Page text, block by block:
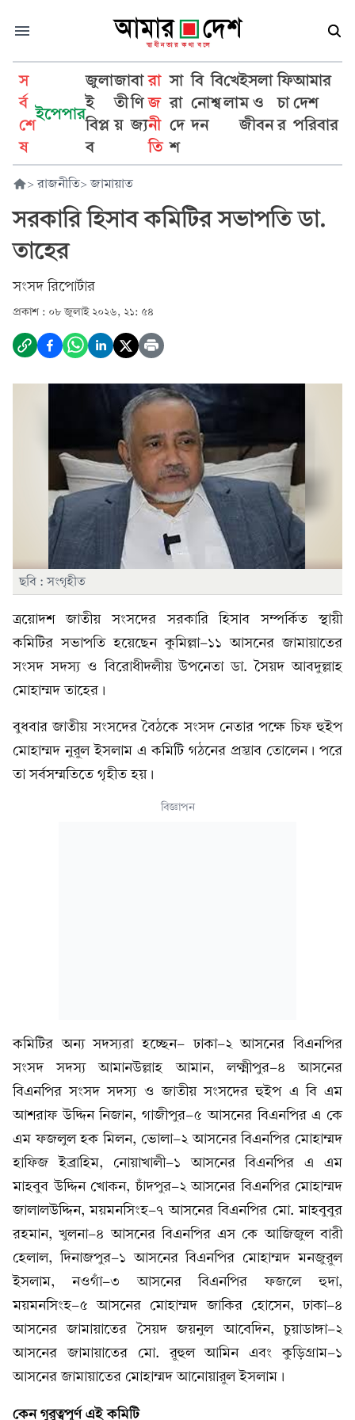
স
র্ব
শে
ষ
ইপেপার
জুলা
ই
বিপ্ল
ব
জা
তী
য়
বা
ণি
জ্য
রা
জ
নী
তি
সা
রা
দে
শ
বি
নো
দন
বি
শ্ব
খে
লা
ইসলা
ম ও
জীবন
ফি
চা
র
আমার
দেশ
পরিবার
> রাজনীতি> জামায়াত
সরকারি হিসাব কমিটির সভাপতি ডা.
তাহের
সংসদ রিপোর্টার
প্রকাশ : ০৮ জুলাই ২০২৬, ২১: ৫৪
ছবি : সংগৃহীত
ত্রয়োদশ জাতীয় সংসদের সরকারি হিসাব সম্পর্কিত স্থায়ী
কমিটির সভাপতি হয়েছেন কুমিল্লা-১১ আসনের জামায়াতের
সংসদ সদস্য ও বিরোধীদলীয় উপনেতা ডা. সৈয়দ আবদুল্লাহ
মোহাম্মদ তাহের।
বুধবার জাতীয় সংসদের বৈঠকে সংসদ নেতার পক্ষে চিফ হুইপ
মোহাম্মদ নুরুল ইসলাম এ কমিটি গঠনের প্রস্তাব তোলেন। পরে
তা সর্বসম্মতিতে গৃহীত হয়।
বিজ্ঞাপন
কমিটির অন্য সদস্যরা হচ্ছেন- ঢাকা-২ আসনের বিএনপির
সংসদ সদস্য আমানউল্লাহ আমান, লক্ষ্মীপুর-৪ আসনের
বিএনপির সংসদ সদস্য ও জাতীয় সংসদের হুইপ এ বি এম
আশরাফ উদ্দিন নিজান, গাজীপুর-৫ আসনের বিএনপির এ কে
এম ফজলুল হক মিলন, ভোলা-২ আসনের বিএনপির মোহাম্মদ
হাফিজ ইব্রাহিম, নোয়াখালী-১ আসনের বিএনপির এ এম
মাহবুব উদ্দিন খোকন, চাঁদপুর-২ আসনের বিএনপির মোহাম্মদ
জালালউদ্দিন, ময়মনসিংহ-৭ আসনের বিএনপির মো. মাহবুবুর
রহমান, খুলনা-৪ আসনের বিএনপির এস কে আজিজুল বারী
হেলাল, দিনাজপুর-১ আসনের বিএনপির মোহাম্মদ মনজুরুল
ইসলাম, নওগাঁ-৩ আসনের বিএনপির ফজলে হুদা,
ময়মনসিংহ-৫ আসনের মোহাম্মদ জাকির হোসেন, ঢাকা-৪
আসনের জামায়াতের সৈয়দ জয়নুল আবেদিন, চুয়াডাঙ্গা-২
আসনের জামায়াতের মো. রুহুল আমিন এবং কুড়িগ্রাম-১
আসনের জামায়াতের মোহাম্মদ আনোয়ারুল ইসলাম।
কেন গুরুত্বপূর্ণ এই কমিটি